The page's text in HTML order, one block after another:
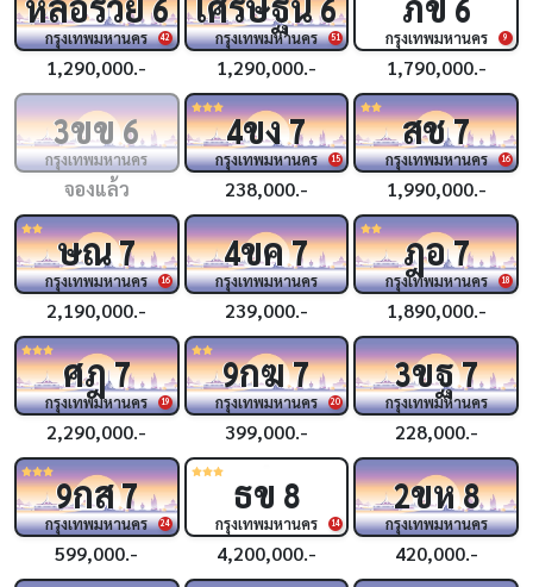
42
กรุงเทพมหานคร
1,290,000.-
51
กรุงเทพมหานคร
1,290,000.-
9
กรุงเทพมหานคร
1,790,000.-
3ขข6
กรุงเทพมหานคร
จองแล้ว
15
4ขง7
กรุงเทพมหานคร
238,000.-
16
สช7
กรุงเทพมหานคร
1,990,000.-
16
ษณ7
กรุงเทพมหานคร
2,190,000.-
4ขค7
กรุงเทพมหานคร
239,000.-
18
ฎอ7
กรุงเทพมหานคร
1,890,000.-
19
ศฎ7
กรุงเทพมหานคร
2,290,000.-
20
9กฆ7
กรุงเทพมหานคร
399,000.-
3ขฐ7
กรุงเทพมหานคร
228,000.-
24
9กส7
กรุงเทพมหานคร
599,000.-
14
ธข 8
กรุงเทพมหานคร
4,200,000.-
2ขห8
กรุงเทพมหานคร
420,000.-